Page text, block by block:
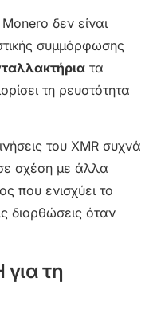
δεν είναι
συμμόρφωσης
τα
τη ρευστότητα
του XMR συχνά
σχέση με άλλα
που ενισχύει το
διορθώσεις όταν
για τη